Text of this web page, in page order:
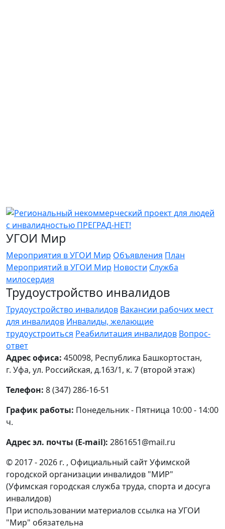
УГОИ Мир
Мероприятия в УГОИ Мир Объявления План
Мероприятий в УГОИ Мир Новости Служба
милосердия
Трудоустройство инвалидов
Трудоустройство инвалидов Вакансии рабочих мест
для инвалидов Инвалиды, желающие
трудоустроиться Реабилитация инвалидов Вопрос-
ответ
Адрес офиса: 450098, Республика Башкортостан,
г. Уфа, ул. Российская, д.163/1, к. 7 (второй этаж)
Телефон: 8 (347) 286-16-51
График работы: Понедельник - Пятница 10:00 - 14:00
ч.
Адрес эл. почты (E-mail): 2861651@mail.ru
© 2017 - 2026 г. , Официальный сайт Уфимской
городской организации инвалидов "МИР"
(Уфимская городская служба труда, спорта и досуга
инвалидов)
При использовании материалов ссылка на УГОИ
"Мир" обязательна